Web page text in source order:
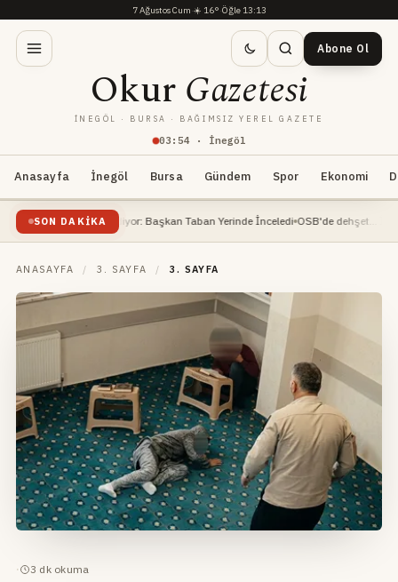
7 Ağustos Cum·☀️ 16°·Öğle 13:13
03 : 54· İnegöl
OkurGazetesi
İNEGÖL · BURSA · BAĞIMSIZ YEREL GAZETE
Abone Ol
Anasayfa İnegöl Bursa Gündem Spor Ekonomi
SON DAKIKA
Devam Ediyor: Başkan Taban Yerinde İnceledi OSB'de dehşet... İnşaat
ANASAYFA / 3. SAYFA / 3. SAYFA
· 3 dk okuma